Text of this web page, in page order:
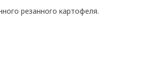
резанного картофеля.